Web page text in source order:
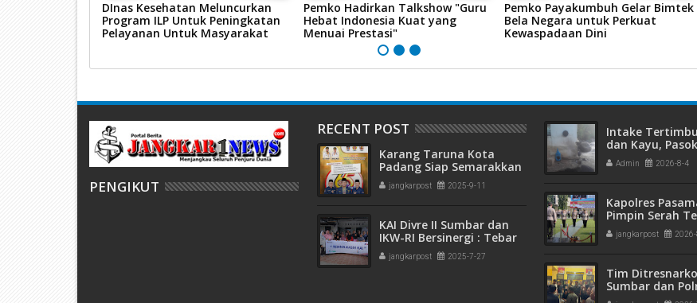
DInas Kesehatan Meluncurkan
Program ILP Untuk Peningkatan
Pelayanan Untuk Masyarakat
Pemko Hadirkan Talkshow "Guru
Hebat Indonesia Kuat yang
Menuai Prestasi"
Pemko Payakumbuh Gelar Bimtek
Bela Negara untuk Perkuat
Kewaspadaan Dini
PENGIKUT
RECENT POST
Karang Taruna Kota
Padang Siap Semarakkan
HUT ke-65 : Dari
Lapangan Hijau hingga
jangkarpost 2025-9-11
KAI Divre II Sumbar dan
IKW-RI Bersinergi : Tebar
Kepedulian Sosial Untuk
Panti Asuhan
jangkarpost 2025-7-27
Intake
dan Kayu,
Bersih di Kota
Terganggu
Admin 2026-8-4
Kapolres
Pimpin Serah
Jabatan PJU
Kapolsek Sungai
jangkarpost 2026-
Tim
Sumbar dan
Gagalkan